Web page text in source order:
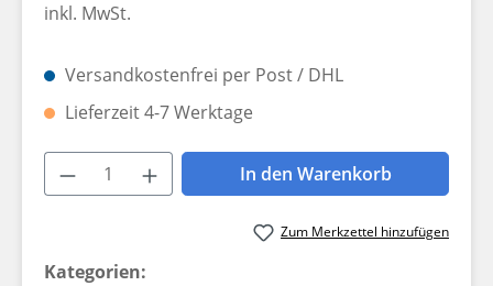
inkl. MwSt.
Versandkostenfrei per Post / DHL
Lieferzeit 4-7 Werktage
Produkt Anzahl: Gib den
In den Warenkorb
Zum Merkzettel hinzufügen
Kategorien: